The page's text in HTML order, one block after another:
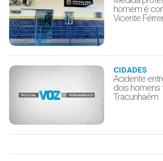
homem é
Vicente Férrer
CIDADES
Acidente
dois homens
Tracunhaém